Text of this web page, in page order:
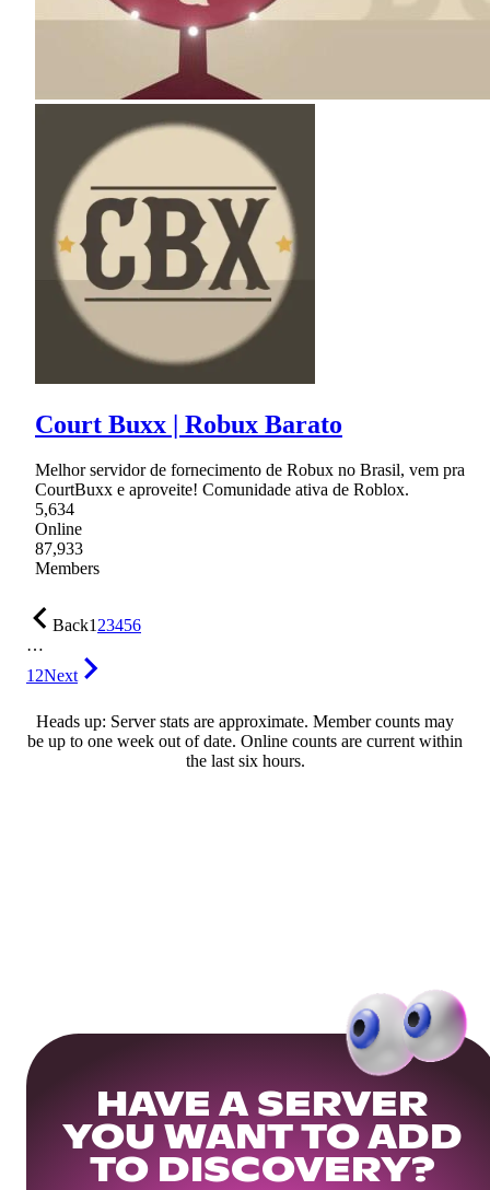
Court Buxx | Robux Barato
Melhor servidor de fornecimento de Robux no Brasil, vem pra
CourtBuxx e aproveite! Comunidade ativa de Roblox.
5,634
Online
87,933
Members
Back123456
…
12Next
Heads up: Server stats are approximate. Member counts may
be up to one week out of date. Online counts are current within
the last six hours.
HAVE A SERVER
YOU WANT TO ADD
TO DISCOVERY?